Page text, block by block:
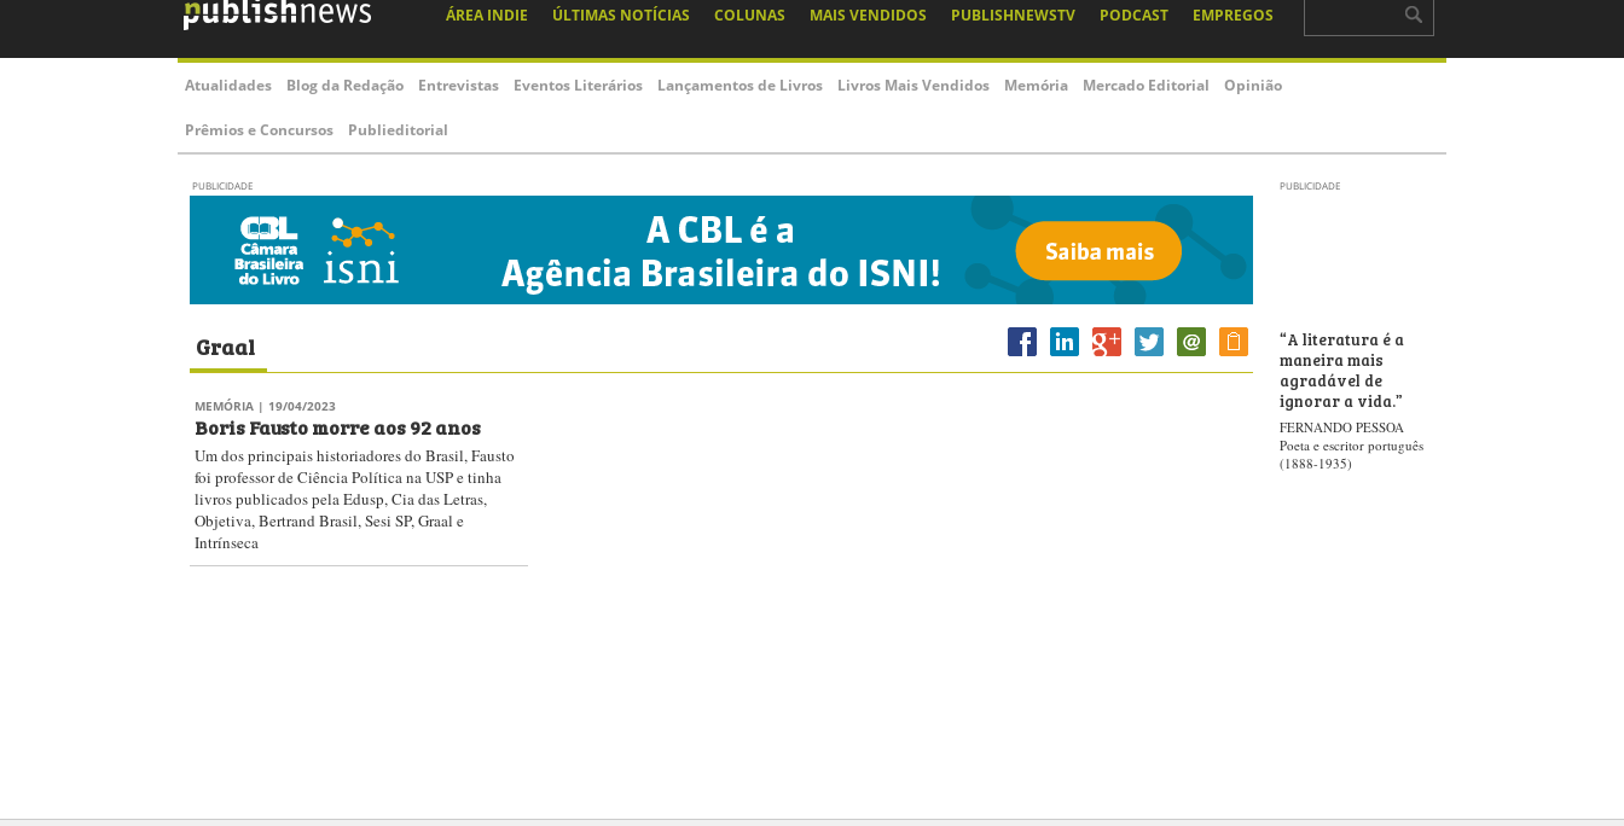
ÁREA INDIE ÚLTIMAS NOTÍCIAS COLUNAS MAIS VENDIDOS PUBLISHNEWSTV PODCAST EMPREGOS
Atualidades Blog da Redação Entrevistas Eventos Literários Lançamentos de Livros Livros Mais Vendidos Memória Mercado Editorial Opinião
Prêmios e Concursos Publieditorial
PUBLICIDADE PUBLICIDADE
Graal
MEMÓRIA | 19/04/2023
Boris Fausto morre aos 92 anos
Um dos principais historiadores do Brasil, Fausto
foi professor de Ciência Política na USP e tinha
livros publicados pela Edusp, Cia das Letras,
Objetiva, Bertrand Brasil, Sesi SP, Graal e
Intrínseca
“A literatura é a
maneira mais
agradável de
ignorar a vida.”
FERNANDO PESSOA
Poeta e escritor português
(1888-1935)